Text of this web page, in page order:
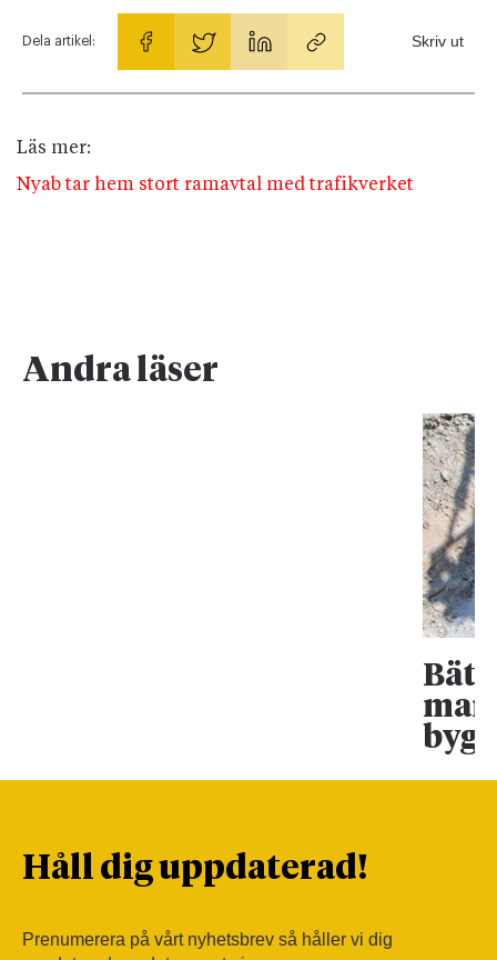
Dela artikel: Skriv ut
Läs mer:
Nyab tar hem stort ramavtal med trafikverket
Andra läser
Håll dig uppdaterad!
Prenumerera på vårt nyhetsbrev så håller vi dig